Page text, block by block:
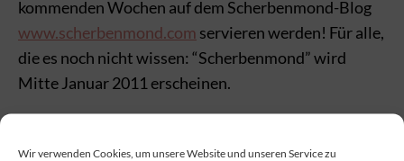
Wir verwenden Cookies, um unsere Website und unseren Service zu
kommenden Wochen auf dem Scherbenmond-Blog
www.scherbenmond.com servieren werden! Für alle,
die es noch nicht wissen: “Scherbenmond” wird
Mitte Januar 2011 erscheinen.